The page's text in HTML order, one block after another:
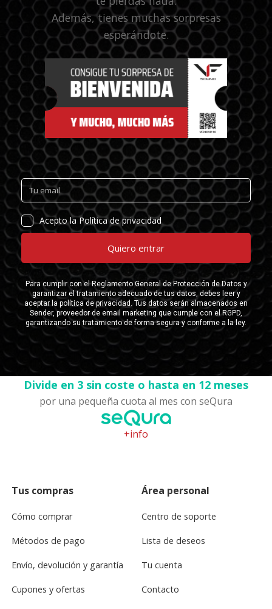
Además, tienes muchas sorpresas
esperándote.
Divide en 3 sin coste o hasta en 12 meses
por una pequeña cuota al mes con seQura
+info
Tus compras
Cómo comprar
Métodos de pago
Envío, devolución y garantía
Cupones y ofertas
Área personal
Centro de soporte
Lista de deseos
Tu cuenta
Contacto